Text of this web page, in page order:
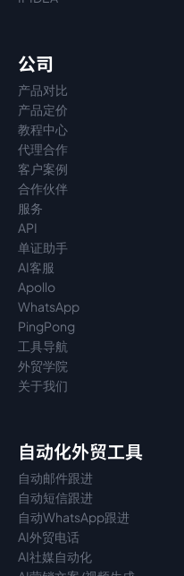
公司
产品对比
产品定价
教程中心
代理合作
客户案例
合作伙伴
服务
API
单证助手
AI客服
Apollo
WhatsApp
PingPong
工具导航
外贸学院
关于我们
自动化外贸工具
自动邮件跟进
自动短信跟进
自动WhatsApp跟进
AI外贸电话
AI社媒自动化